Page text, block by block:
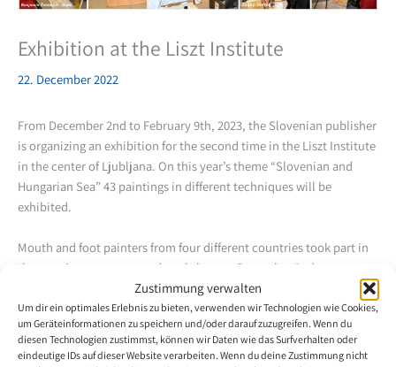
Zustimmung verwalten
Um dir ein optimales Erlebnis zu bieten, verwenden wir Technologien wie Cookies,
um Geräteinformationen zu speichern und/oder darauf zuzugreifen. Wenn du
diesen Technologien zustimmst, können wir Daten wie das Surfverhalten oder
eindeutige IDs auf dieser Website verarbeiten. Wenn du deine Zustimmung nicht
Exhibition at the Liszt Institute
22. December 2022
From December 2nd to February 9th, 2023, the Slovenian publisher
is organizing an exhibition for the second time in the Liszt Institute
in the center of Ljubljana. On this year’s theme “Slovenian and
Hungarian Sea” 43 paintings in different techniques will be
exhibited.
Mouth and foot painters from four different countries took part in
the opening ceremony and workshop on December 2nd:
From Slovenia Vojko Gašperut, Benjamin Žnidaršič, Eric Pibernik
and Dominik Lozar
From Serbia Dejana Backo
From Croatia Stjepan Perković